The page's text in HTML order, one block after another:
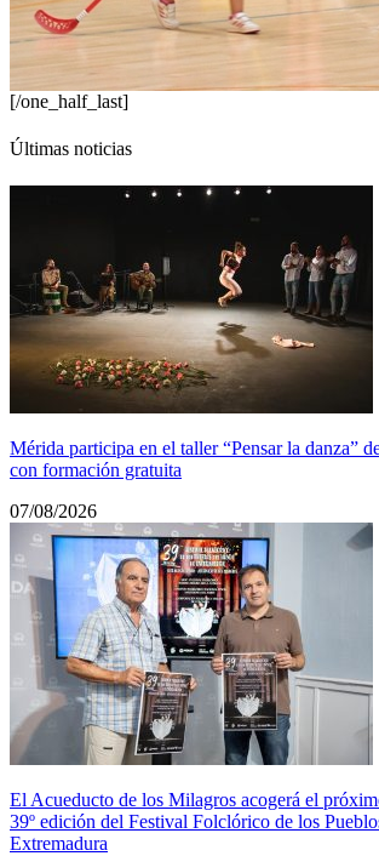
[/one_half_last]
Últimas noticias
Mérida participa en el taller “Pensar la danza”
con formación gratuita
07/08/2026
El Acueducto de los Milagros acogerá el
39º edición del Festival Folclórico de los
Extremadura